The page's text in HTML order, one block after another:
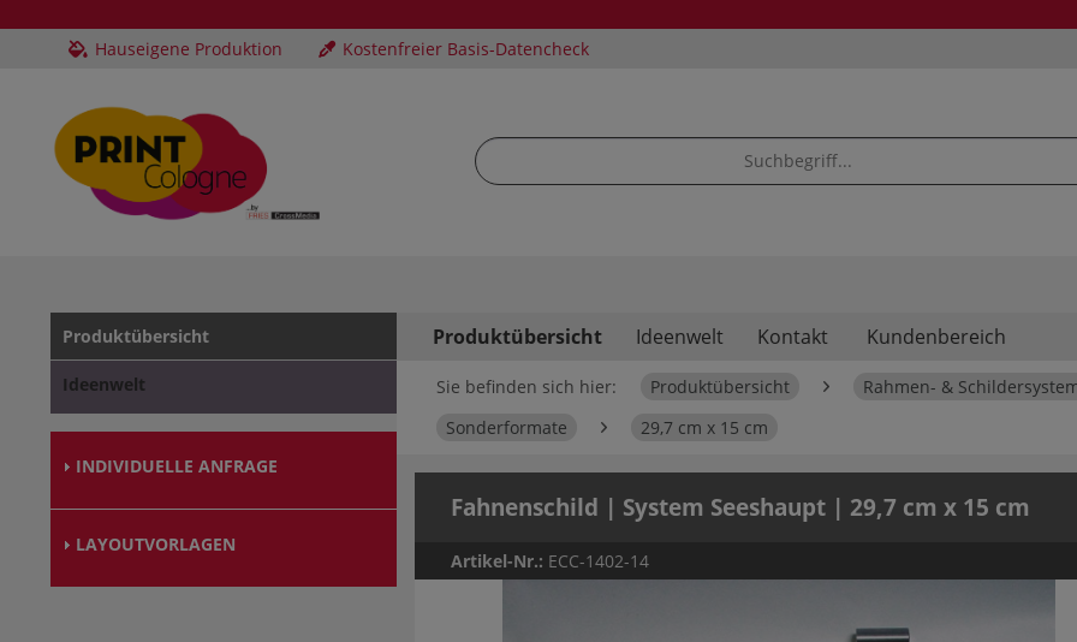
Hauseigene Produktion Kostenfreier Basis-Datencheck
Produktübersicht
Ideenwelt
INDIVIDUELLE ANFRAGE
LAYOUTVORLAGEN
Produktübersicht Ideenwelt Kontakt Kundenbereich
Sie befinden sich hier: Produktübersicht Rahmen- &
Sonderformate
29,7 cm x 15 cm
Fahnenschild | System Seeshaupt | 29,7 cm x 15 cm
Artikel-Nr.: ECC-1402-14